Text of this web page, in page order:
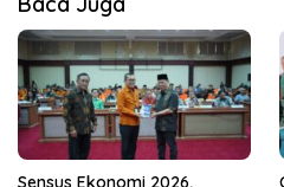
Sensus Ekonomi 2026,